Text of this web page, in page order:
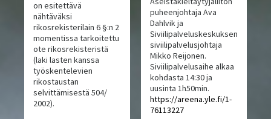
on esitettävä
nähtäväksi
rikosrekisterilain 6 §:n 2
momentissa tarkoitettu
ote rikosrekisteristä
(laki lasten kanssa
työskentelevien
rikostaustan
selvittämisestä 504/
2002).
puheenjohtaja Ava
Dahlvik ja
Siviilipalveluskeskuksen
siviilipalvelusjohtaja
Mikko Reijonen.
Siviilipalvelusaihe alkaa
kohdasta 14:30 ja
uusinta 1h50min.
https://areena.yle.fi/1-
76113227